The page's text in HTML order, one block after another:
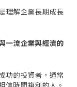
理解企業長期成長
一流企業與經濟的
功的投資者，通常
信時間複利的人。